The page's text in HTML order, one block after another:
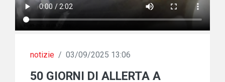
notizie / 03/09/2025 13:06
50 GIORNI DI ALLERTA A